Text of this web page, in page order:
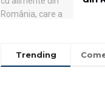
Trending